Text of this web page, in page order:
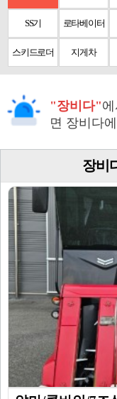
SS기 로타베이터
스키드로더 지게차
"장비다"
면 장비다
장비